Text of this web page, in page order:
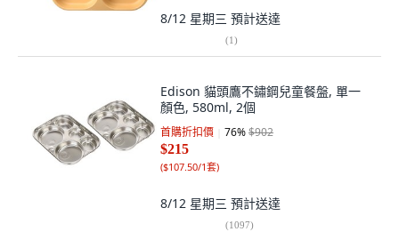
8/12 星期三 預計送達
(1)
Edison 貓頭鷹不鏽鋼兒童餐盤, 單一
顏色, 580ml, 2個
首購折扣價 76%$902
$215
($107.50/1套)
8/12 星期三 預計送達
(1097)